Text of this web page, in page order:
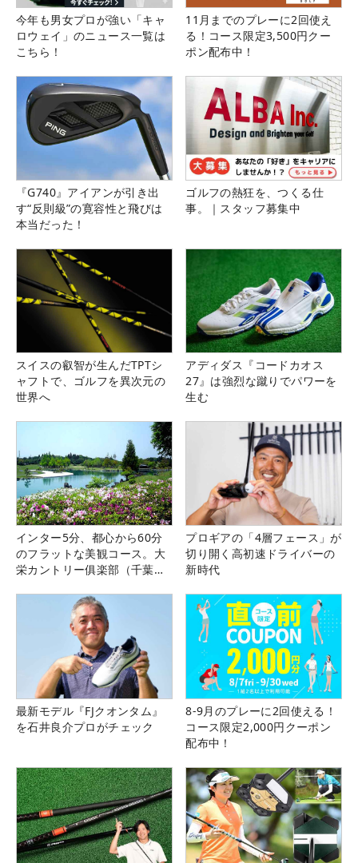
今年も男女プロが強い「キャ
ロウェイ」のニュース一覧は
こちら！
11月までのプレーに2回使え
る！コース限定3,500円クー
ポン配布中！
『G740』アイアンが引き出
す“反則級”の寛容性と飛びは
本当だった！
ゴルフの熱狂を、つくる仕
事。｜スタッフ募集中
スイスの叡智が生んだTPTシ
ャフトで、ゴルフを異次元の
世界へ
アディダス『コードカオス
27』は強烈な蹴りでパワーを
生む
インター5分、都心から60分
のフラットな美観コース。大
栄カントリー俱楽部（千葉
プロギアの「4層フェース」が
切り開く高初速ドライバーの
新時代
最新モデル『FJクオンタム』
を石井良介プロがチェック
8-9月のプレーに2回使える！
コース限定2,000円クーポン
配布中！